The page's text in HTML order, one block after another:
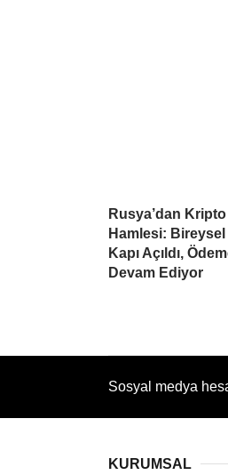
Rusya’dan
Hamlesi: Bireysel
Kapı Açıldı,
Devam Ediyor
Sosyal medya
KURUMSAL